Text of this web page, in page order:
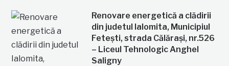
Renovare energetică a clădirii
din judetul Ialomita, Municipiul
Fetești, strada Călărași, nr.526
– Liceul Tehnologic Anghel
Saligny